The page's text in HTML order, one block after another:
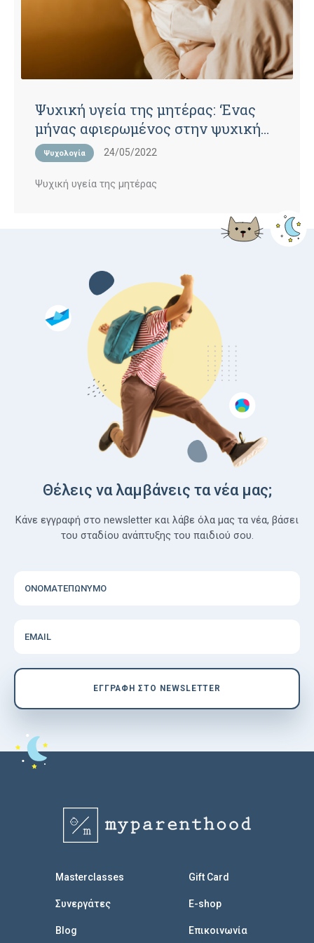
Ψυχική υγεία της μητέρας: ‘Eνας
μήνας αφιερωμένος στην ψυχική
υγεία της νέας μαμάς
24/05/2022
Ψυχολογία
Ψυχική υγεία της μητέρας
Θέλεις να λαμβάνεις τα νέα μας;
Κάνε εγγραφή στο newsletter και λάβε όλα μας τα νέα, βάσει
του σταδίου ανάπτυξης του παιδιού σου.
ΟΝΟΜΑΤΕΠΩΝΥΜΟ
EMAIL
EΓΓΡΑΦΗ ΣΤΟ NEWSLETTER
Masterclasses
Συνεργάτες
Blog
Gift Card
E-shop
Επικοινωνία